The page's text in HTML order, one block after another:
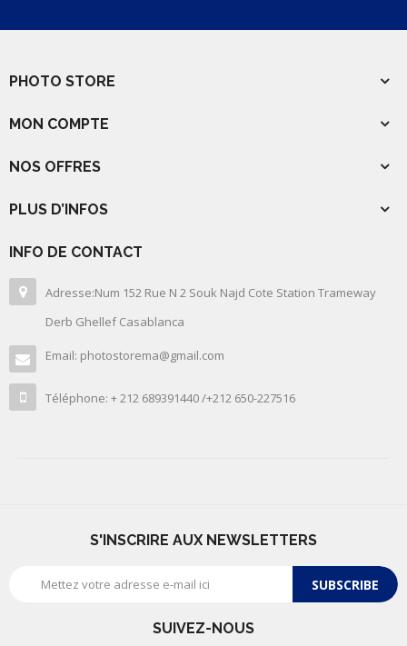
PHOTO STORE
MON COMPTE
NOS OFFRES
PLUS D’INFOS
INFO DE CONTACT
Adresse:Num 152 Rue N 2 Souk Najd Cote Station Trameway
Derb Ghellef Casablanca
Email: photostorema@gmail.com
Téléphone: + 212 689391440 /+212 650-227516
S'INSCRIRE AUX NEWSLETTERS
SUBSCRIBE
SUIVEZ-NOUS